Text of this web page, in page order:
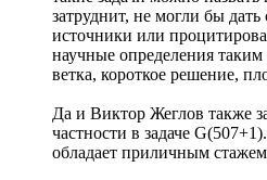
затруднит, не могли бы
источники или
научные определения
ветка, короткое решение,
Да и Виктор Жеглов также
частности в задаче
обладает приличным